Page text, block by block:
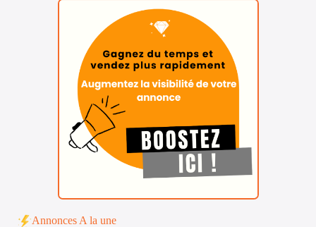
Annonces A la une